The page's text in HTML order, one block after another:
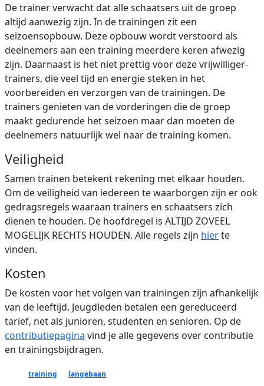
De trainer verwacht dat alle schaatsers uit de groep
altijd aanwezig zijn. In de trainingen zit een
seizoensopbouw. Deze opbouw wordt verstoord als
deelnemers aan een training meerdere keren afwezig
zijn. Daarnaast is het niet prettig voor deze vrijwilliger-
trainers, die veel tijd en energie steken in het
voorbereiden en verzorgen van de trainingen. De
trainers genieten van de vorderingen die de groep
maakt gedurende het seizoen maar dan moeten de
deelnemers natuurlijk wel naar de training komen.
Veiligheid
Samen trainen betekent rekening met elkaar houden.
Om de veiligheid van iedereen te waarborgen zijn er ook
gedragsregels waaraan trainers en schaatsers zich
dienen te houden. De hoofdregel is ALTIJD ZOVEEL
MOGELIJK RECHTS HOUDEN. Alle regels zijn hierte
vinden.
Kosten
De kosten voor het volgen van trainingen zijn afhankelijk
van de leeftijd. Jeugdleden betalen een gereduceerd
tarief, net als junioren, studenten en senioren. Op de
contributiepagina vind je alle gegevens over contributie
en trainingsbijdragen.
training langebaan